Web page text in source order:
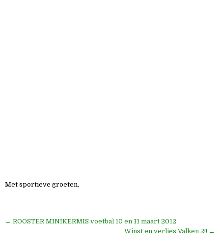
Met sportieve groeten,
Bericht
← ROOSTER MINIKERMIS voetbal 10 en 11 maart 2012
Winst en verlies Valken 2!! →